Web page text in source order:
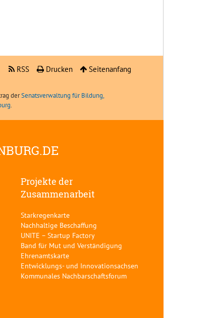
RSS Drucken Seitenanfang
derSenatsverwaltung für Bildung,
.
Projekte der
Zusammenarbeit
Starkregenkarte
Nachhaltige Beschaffung
UNITE – Startup Factory
Band für Mut und Verständigung
Ehrenamtskarte
Entwicklungs- und Innovationsachsen
Kommunales Nachbarschaftsforum